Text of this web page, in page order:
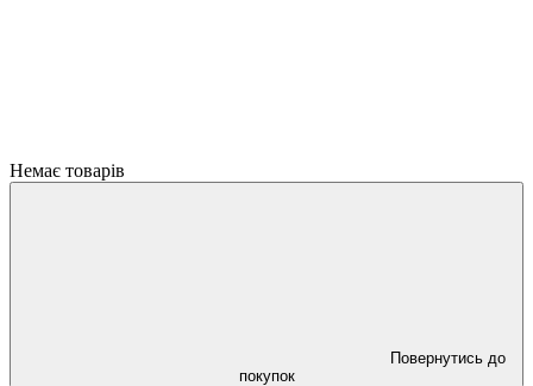
Немає товарів
Повернутись до
покупок